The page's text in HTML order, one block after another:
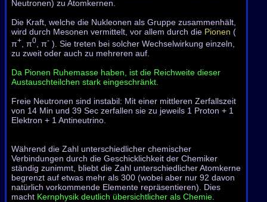
Neutronen) zu Atomkernen.
Die Kraft, welche die Nukleonen als Gruppe zusammenhält,
wird durch Mesonen vermittelt, vor allem durch die Pionen (
π+ , π0 , π- ). Sie treten bei solcher Wechselwirkung einzeln,
zu zweit oder auch zu mehreren auf.
Da Pionen Ruhemasse haben, ist die Reichweite dieser
Austauschteilchen stark eingeschränkt.
Freie Neutronen sind instabil: Mit einer mittleren Zerfallszeit
von 14 Min und 39 Sec zerfallen sie zu jeweils 1 Proton + 1
Elektron + 1 Antineutrino.
Während die Zahl unterschiedlicher chemischer
Verbindungen durch die Geschicklichkeit der Chemiker
ständig zunimmt, bliebt die Zahl unterschiedlicher Atomkerne
begrenzt auf etwas mehr als 300 (wobei aber nur 92 davon
natürlich vorkommende Elemente repräsentieren). Dies
macht Kernphysik deutlich übersichtlicher als Chemie